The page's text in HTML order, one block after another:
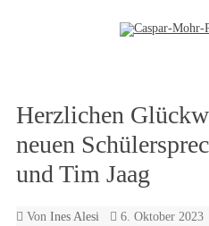
Herzlichen
neuen
und Tim Jaag
Von Ines Alesi 6. Oktober 2023